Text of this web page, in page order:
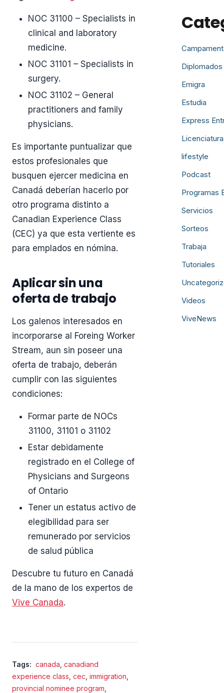
NOC 31100 – Specialists in
clinical and laboratory
medicine.
NOC 31101 – Specialists in
surgery.
NOC 31102 – General
practitioners and family
physicians.
Es importante puntualizar que
estos profesionales que
busquen ejercer medicina en
Canadá deberían hacerlo por
otro programa distinto a
Canadian Experience Class
(CEC) ya que esta vertiente es
para emplados en nómina.
Aplicar sin una
oferta de trabajo
Los galenos interesados en
incorporarse al Foreing Worker
Stream, aun sin poseer una
oferta de trabajo, deberán
cumplir con las siguientes
condiciones:
Formar parte de NOCs
31100, 31101 o 31102
Estar debidamente
registrado en el College of
Physicians and Surgeons
of Ontario
Tener un estatus activo de
elegibilidad para ser
remunerado por servicios
de salud pública
Descubre tu futuro en Canadá
de la mano de los expertos de
Vive Canada.
Tags: canada canadiand
experience class cec immigration
provincial nominee program
Diplomados
Emigra
Estudia
Express
lifestyle
Podcast
Programas
Servicios
Sorteos
Trabaja
Tutoriales
Videos
ViveNews